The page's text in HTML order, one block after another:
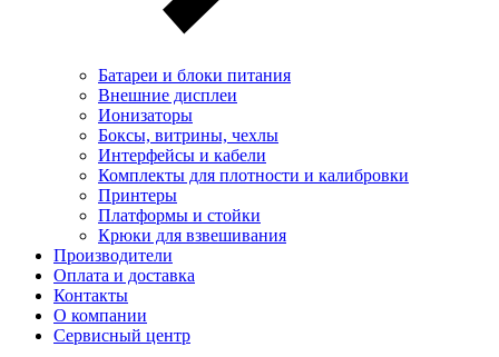
Батареи и блоки питания
Внешние дисплеи
Ионизаторы
Боксы, витрины, чехлы
Интерфейсы и кабели
Комплекты для плотности и калибровки
Принтеры
Платформы и стойки
Крюки для взвешивания
Производители
Оплата и доставка
Контакты
О компании
Сервисный центр